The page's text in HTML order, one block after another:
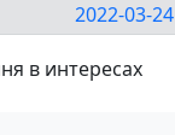
2022-03-24
в интересах